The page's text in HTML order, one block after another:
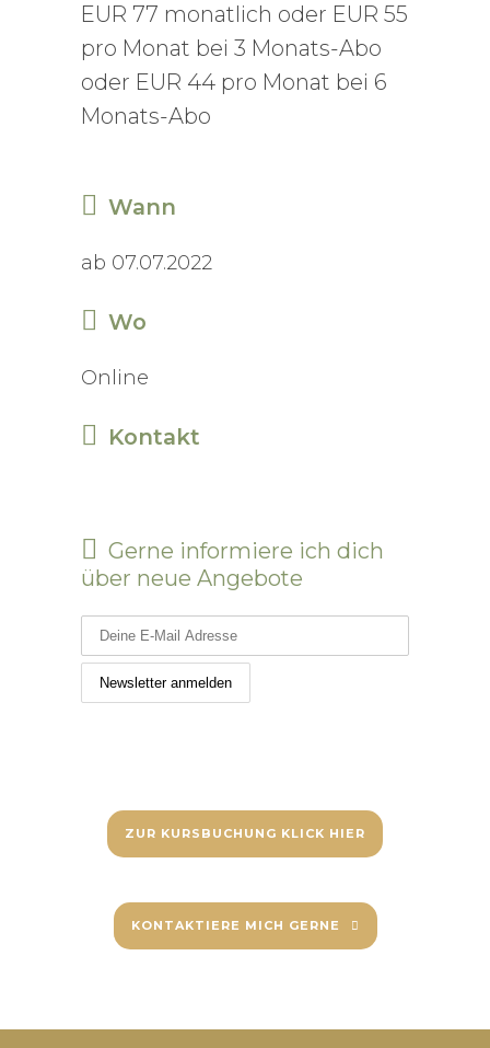
EUR 77 monatlich oder EUR 55
pro Monat bei 3 Monats-Abo
oder EUR 44 pro Monat bei 6
Monats-Abo
Wann
ab 07.07.2022
Wo
Online
Kontakt
Gerne informiere ich dich
über neue Angebote
ZUR KURSBUCHUNG KLICK HIER
KONTAKTIERE MICH GERNE